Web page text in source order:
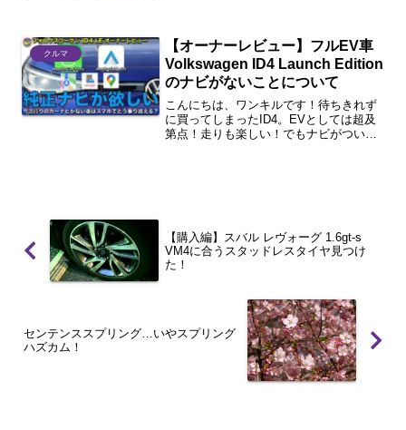
クルマ
【オーナーレビュー】フルEV車
Volkswagen ID4 Launch Edition
のナビがないことについて
こんにちは、ワンキルです！待ちきれず
に買ってしまったID4。EVとしては超及
第点！走りも楽しい！でもナビがついて
【購入編】スバル レヴォーグ 1.6gt-s
VM4に合うスタッドレスタイヤ見つけ
た！
センテンススプリング…いやスプリング
ハズカム！